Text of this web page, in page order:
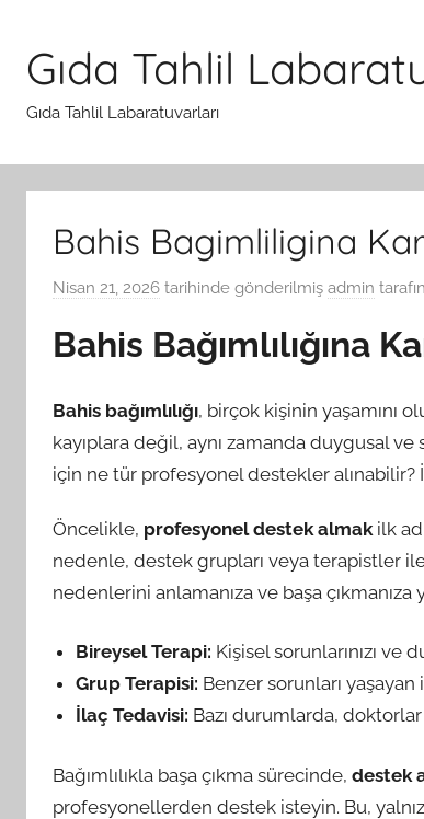
Gıda Tahlil
Gıda Tahlil Labaratuvarları
Bahis Bagimliligina
Nisan 21, 2026 tarihinde gönderilmiş admin
Bahis Bağımlılığına
Bahis bağımlılığı, birçok kişinin yaşamını
kayıplara değil, aynı zamanda duygusal ve
için ne tür profesyonel destekler
Öncelikle, profesyonel destek almak ilk
nedenle, destek grupları veya terapistler
nedenlerini anlamanıza ve başa
Bireysel Terapi: Kişisel sorunlarınızı ve
Grup Terapisi: Benzer sorunları yaşayan
İlaç Tedavisi: Bazı durumlarda,
Bağımlılıkla başa çıkma sürecinde, destek
profesyonellerden destek isteyin. Bu, yalnız